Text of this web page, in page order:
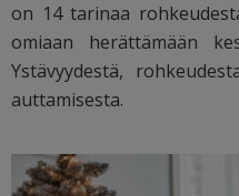
on 14 tarinaa
omiaan herättämään
Ystävyydestä,
auttamisesta.